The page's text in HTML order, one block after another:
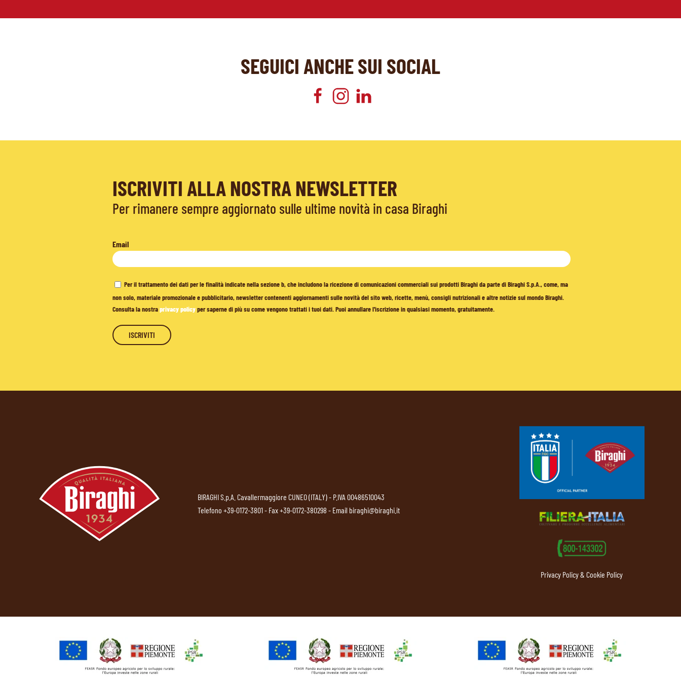
SEGUICI ANCHE SUI SOCIAL
ISCRIVITI ALLA NOSTRA NEWSLETTER
Per rimanere sempre aggiornato sulle ultime novità in casa Biraghi
Email
Per il trattamento dei dati per le finalità indicate nella sezione b, che includono la ricezione di comunicazioni commerciali sui prodotti Biraghi da parte di Biraghi S.p.A., come, ma
non solo, materiale promozionale e pubblicitario, newsletter contenenti aggiornamenti sulle novità del sito web, ricette, menù, consigli nutrizionali e altre notizie sul mondo Biraghi.
Consulta la nostraprivacy policyper saperne di più su come vengono trattati i tuoi dati. Puoi annullare l'iscrizione in qualsiasi momento, gratuitamente.
BIRAGHI S.p.A. Cavallermaggiore CUNEO (ITALY) - P.IVA 00486510043
Telefono +39-0172-3801- Fax +39-0172-380298 - Email biraghi@biraghi.it
Privacy Policy & Cookie Policy